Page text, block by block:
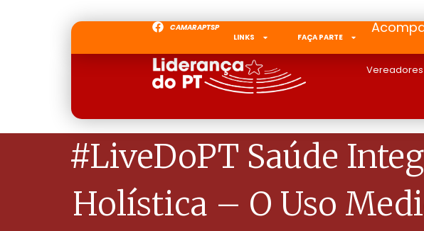
CAMARAPTSP
LINKS
FAÇA PARTE
Vereadores
#LiveDoPT Saúde
Holística – O Uso